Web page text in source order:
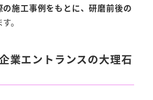
の施工事例をもとに、研磨前後の
。
業エントランスの大理石